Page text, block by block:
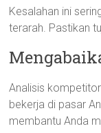
Kesalahan ini
terarah. Pastikan
Analisis
bekerja di pasar
membantu Anda